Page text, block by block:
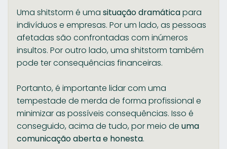
Uma shitstorm é uma situação dramáticapara
indivíduos e empresas. Por um lado, as pessoas
afetadas são confrontadas com inúmeros
insultos. Por outro lado, uma shitstorm também
pode ter consequências financeiras.
Portanto, é importante lidar com uma
tempestade de merda de forma profissional e
minimizar as possíveis consequências. Isso é
conseguido, acima de tudo, por meio de uma
comunicação aberta e honesta.